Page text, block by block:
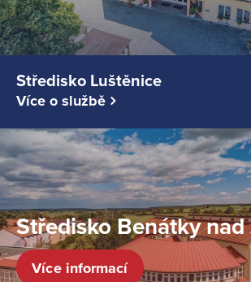
Středisko Luštěnice
Více o službě
Středisko Benátky
Více informací